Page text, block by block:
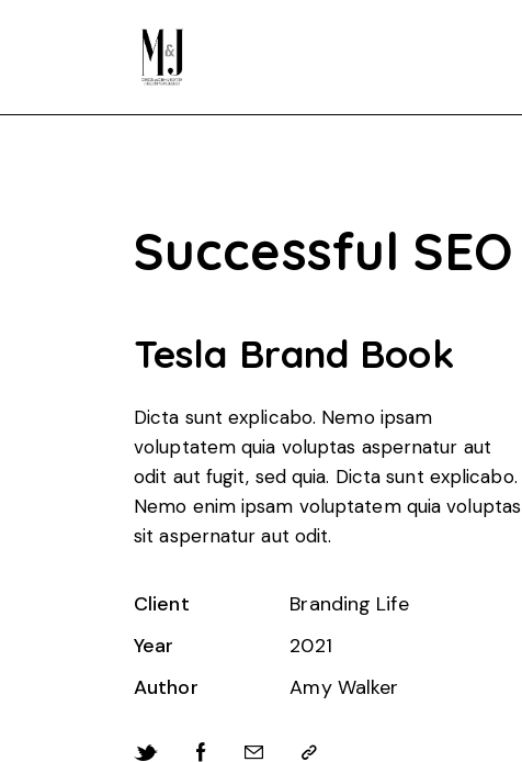
Successful SEO
Tesla Brand Book
Dicta sunt explicabo. Nemo ipsam
voluptatem quia voluptas aspernatur aut
odit aut fugit, sed quia. Dicta sunt explicabo.
Nemo enim ipsam voluptatem quia voluptas
sit aspernatur aut odit.
Client
Branding Life
Year
2021
Author
Amy Walker